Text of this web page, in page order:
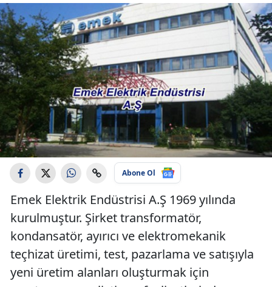
Abone Ol
Emek Elektrik Endüstrisi A.Ş 1969 yılında
kurulmuştur. Şirket transformatör,
kondansatör, ayırıcı ve elektromekanik
teçhizat üretimi, test, pazarlama ve satışıyla
yeni üretim alanları oluşturmak için